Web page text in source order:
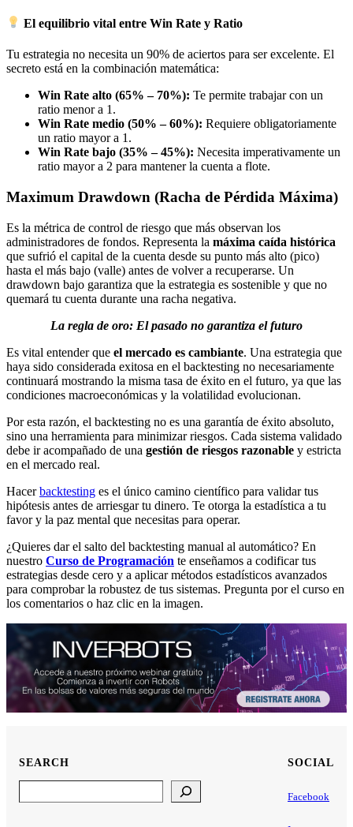
El equilibrio vital entre Win Rate y Ratio
Tu estrategia no necesita un 90% de aciertos para ser excelente. El
secreto está en la combinación matemática:
Win Rate alto (65% – 70%): Te permite trabajar con un
ratio menor a 1.
Win Rate medio (50% – 60%): Requiere obligatoriamente
un ratio mayor a 1.
Win Rate bajo (35% – 45%): Necesita imperativamente un
ratio mayor a 2 para mantener la cuenta a flote.
Maximum Drawdown (Racha de Pérdida Máxima)
Es la métrica de control de riesgo que más observan los
administradores de fondos. Representa la máxima caída histórica
que sufrió el capital de la cuenta desde su punto más alto (pico)
hasta el más bajo (valle) antes de volver a recuperarse. Un
drawdown bajo garantiza que la estrategia es sostenible y que no
quemará tu cuenta durante una racha negativa.
La regla de oro: El pasado no garantiza el futuro
Es vital entender que el mercado es cambiante. Una estrategia que
haya sido considerada exitosa en el backtesting no necesariamente
continuará mostrando la misma tasa de éxito en el futuro, ya que las
condiciones macroeconómicas y la volatilidad evolucionan.
Por esta razón, el backtesting no es una garantía de éxito absoluto,
sino una herramienta para minimizar riesgos. Cada sistema validado
debe ir acompañado de una gestión de riesgos razonable y estricta
en el mercado real.
Hacerbacktesting es el único camino científico para validar tus
hipótesis antes de arriesgar tu dinero. Te otorga la estadística a tu
favor y la paz mental que necesitas para operar.
¿Quieres dar el salto del backtesting manual al automático? En
nuestro Curso de Programación te enseñamos a codificar tus
estrategias desde cero y a aplicar métodos estadísticos avanzados
para comprobar la robustez de tus sistemas. Pregunta por el curso en
los comentarios o haz clic en la imagen.
SEARCH SOCIAL
Facebook